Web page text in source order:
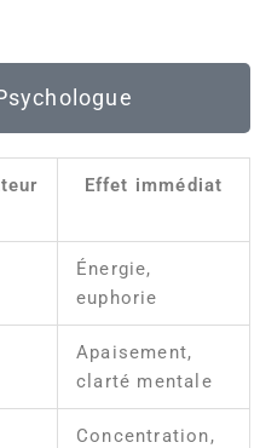
Effet immédiat
Énergie,
euphorie
Apaisement,
clarté mentale
Concentration,